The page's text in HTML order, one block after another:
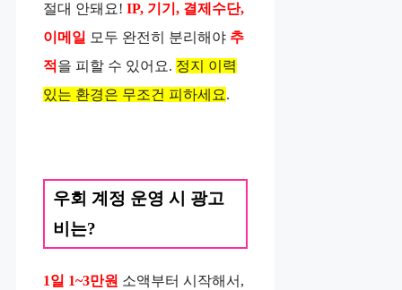
절대 안돼요! IP, 기기, 결제수단,
이메일 모두 완전히 분리해야 추
적 을 피할 수 있어요. 정지 이력
있는 환경은 무조건 피하세요.
우회 계정 운영 시 광고
비는?
1일 1~3만원 소액부터 시작해서,